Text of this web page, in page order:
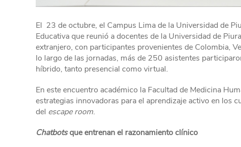
El 23 de octubre, el Campus Lima de la Universidad de
Educativa que reunió a docentes de la Universidad de
extranjero, con participantes provenientes de Colombia,
lo largo de las jornadas, más de 250 asistentes
híbrido, tanto presencial como virtual.
En este encuentro académico la Facultad de Medicina
estrategias innovadoras para el aprendizaje activo en los
del escape room.
Chatbotsque entrenan el razonamiento clínico